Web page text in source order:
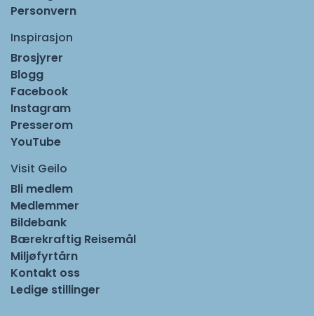
Personvern
Inspirasjon
Brosjyrer
Blogg
Facebook
Instagram
Presserom
YouTube
Visit Geilo
Bli medlem
Medlemmer
Bildebank
Bærekraftig Reisemål
Miljøfyrtårn
Kontakt oss
Ledige stillinger